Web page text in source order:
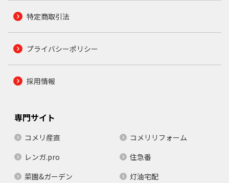
特定商取引法
プライバシーポリシー
採用情報
専門サイト
コメリ産直
コメリリフォーム
レンガ.pro
住急番
菜園&ガーデン
灯油宅配